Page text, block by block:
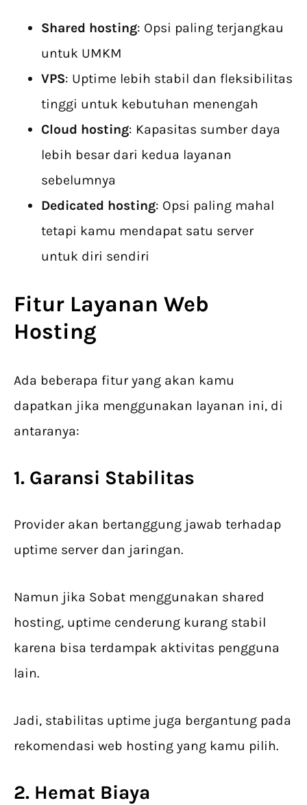
Shared hosting: Opsi paling terjangkau
untuk UMKM
VPS: Uptime lebih stabil dan fleksibilitas
tinggi untuk kebutuhan menengah
Cloud hosting: Kapasitas sumber daya
lebih besar dari kedua layanan
sebelumnya
Dedicated hosting: Opsi paling mahal
tetapi kamu mendapat satu server
untuk diri sendiri
Fitur Layanan Web
Hosting
Ada beberapa fitur yang akan kamu
dapatkan jika menggunakan layanan ini, di
antaranya:
1. Garansi Stabilitas
Provider akan bertanggung jawab terhadap
uptime server dan jaringan.
Namun jika Sobat menggunakan shared
hosting, uptime cenderung kurang stabil
karena bisa terdampak aktivitas pengguna
lain.
Jadi, stabilitas uptime juga bergantung pada
rekomendasi web hosting yang kamu pilih.
2. Hemat Biaya